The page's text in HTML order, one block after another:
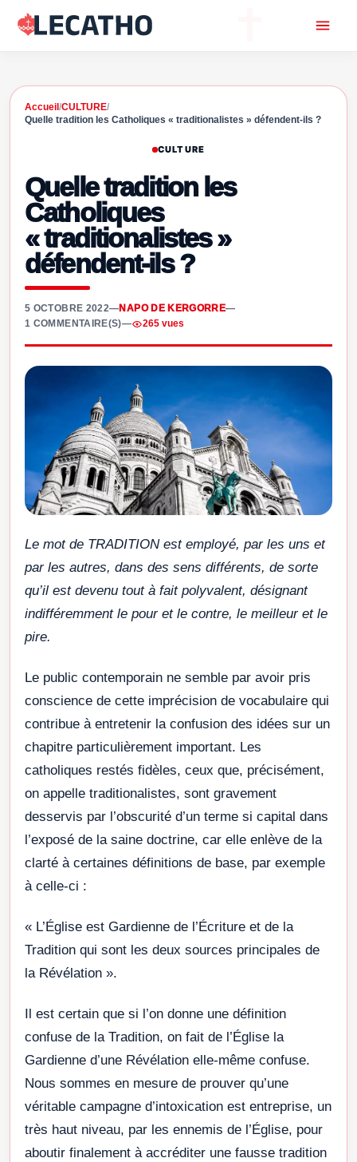
Accueil /CULTURE/
Quelle tradition les Catholiques « traditionalistes » défendent-ils ?
CULTURE
Quelle tradition les
Catholiques
« traditionalistes »
défendent-ils ?
5 OCTOBRE 2022—NAPO DE KERGORRE—
1 COMMENTAIRE(S)— 265 vues
Le mot de TRADITION est employé, par les uns et
par les autres, dans des sens différents, de sorte
qu’il est devenu tout à fait polyvalent, désignant
indifféremment le pour et le contre, le meilleur et le
pire.
Le public contemporain ne semble par avoir pris
conscience de cette imprécision de vocabulaire qui
contribue à entretenir la confusion des idées sur un
chapitre particulièrement important. Les
catholiques restés fidèles, ceux que, précisément,
on appelle traditionalistes, sont gravement
desservis par l’obscurité d’un terme si capital dans
l’exposé de la saine doctrine, car elle enlève de la
clarté à certaines définitions de base, par exemple
à celle-ci :
« L’Église est Gardienne de l’Écriture et de la
Tradition qui sont les deux sources principales de
la Révélation ».
Il est certain que si l’on donne une définition
confuse de la Tradition, on fait de l’Église la
Gardienne d’une Révélation elle-même confuse.
Nous sommes en mesure de prouver qu’une
véritable campagne d’intoxication est entreprise, un
très haut niveau, par les ennemis de l’Église, pour
aboutir finalement à accréditer une fausse tradition